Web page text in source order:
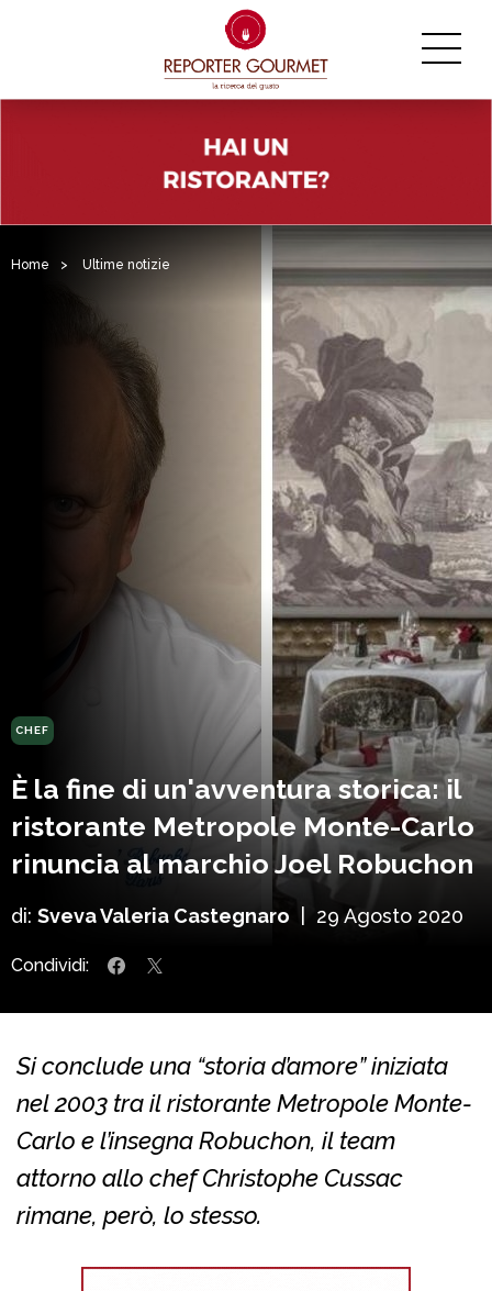
Home > Ultime notizie
CHEF
È la fine di un'avventura storica: il
ristorante Metropole Monte-Carlo
rinuncia al marchio Joel Robuchon
di: Sveva Valeria Castegnaro 29 Agosto 2020
Condividi:
Si conclude una “storia d’amore” iniziata
nel 2003 tra il ristorante Metropole Monte-
Carlo e l’insegna Robuchon, il team
attorno allo chef Christophe Cussac
rimane, però, lo stesso.